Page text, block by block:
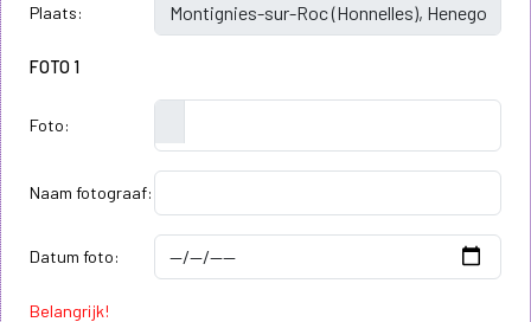
Plaats:
FOTO 1
Foto:
Naam fotograaf:
Datum foto:
Belangrijk!